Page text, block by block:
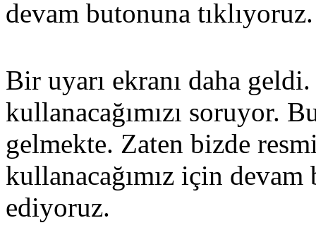
devam butonuna tıklıyoruz.
Bir uyarı ekranı daha geldi.
kullanacağımızı soruyor.
gelmekte. Zaten bizde
kullanacağımız için
ediyoruz.